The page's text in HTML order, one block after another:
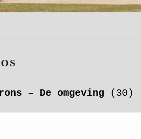
– De omgeving (30)